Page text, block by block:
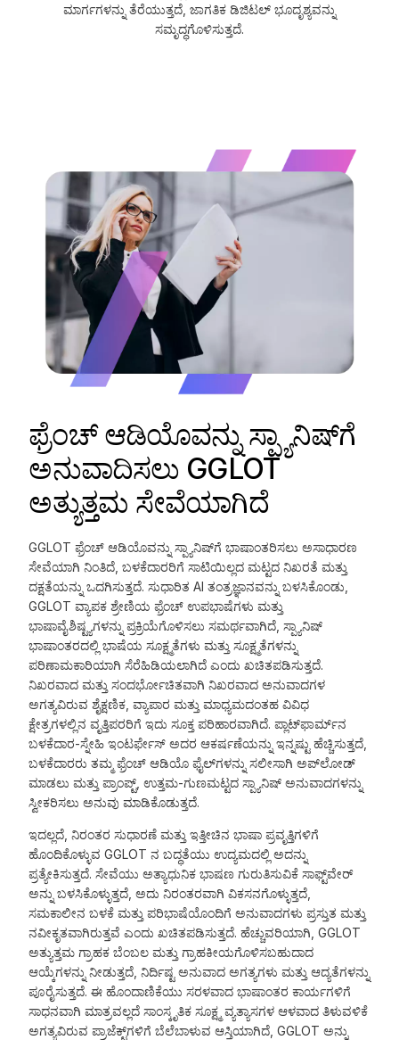
ಮಾರ್ಗಗಳನ್ನು ತೆರೆಯುತ್ತದೆ, ಜಾಗತಿಕ ಡಿಜಿಟಲ್ ಭೂದೃಶ್ಯವನ್ನು
ಸಮೃದ್ಧಗೊಳಿಸುತ್ತದೆ.
ಫ್ರೆಂಚ್ ಆಡಿಯೊವನ್ನು ಸ್ಪ್ಯಾನಿಷ್‌ಗೆ
ಅನುವಾದಿಸಲು GGLOT
ಅತ್ಯುತ್ತಮ ಸೇವೆಯಾಗಿದೆ
GGLOT ಫ್ರೆಂಚ್ ಆಡಿಯೊವನ್ನು ಸ್ಪ್ಯಾನಿಷ್‌ಗೆ ಭಾಷಾಂತರಿಸಲು ಅಸಾಧಾರಣ
ಸೇವೆಯಾಗಿ ನಿಂತಿದೆ, ಬಳಕೆದಾರರಿಗೆ ಸಾಟಿಯಿಲ್ಲದ ಮಟ್ಟದ ನಿಖರತೆ ಮತ್ತು
ದಕ್ಷತೆಯನ್ನು ಒದಗಿಸುತ್ತದೆ. ಸುಧಾರಿತ AI ತಂತ್ರಜ್ಞಾನವನ್ನು ಬಳಸಿಕೊಂಡು,
GGLOT ವ್ಯಾಪಕ ಶ್ರೇಣಿಯ ಫ್ರೆಂಚ್ ಉಪಭಾಷೆಗಳು ಮತ್ತು
ಭಾಷಾವೈಶಿಷ್ಟ್ಯಗಳನ್ನು ಪ್ರಕ್ರಿಯೆಗೊಳಿಸಲು ಸಮರ್ಥವಾಗಿದೆ, ಸ್ಪ್ಯಾನಿಷ್
ಭಾಷಾಂತರದಲ್ಲಿ ಭಾಷೆಯ ಸೂಕ್ಷ್ಮತೆಗಳು ಮತ್ತು ಸೂಕ್ಷ್ಮತೆಗಳನ್ನು
ಪರಿಣಾಮಕಾರಿಯಾಗಿ ಸೆರೆಹಿಡಿಯಲಾಗಿದೆ ಎಂದು ಖಚಿತಪಡಿಸುತ್ತದೆ.
ನಿಖರವಾದ ಮತ್ತು ಸಂದರ್ಭೋಚಿತವಾಗಿ ನಿಖರವಾದ ಅನುವಾದಗಳ
ಅಗತ್ಯವಿರುವ ಶೈಕ್ಷಣಿಕ, ವ್ಯಾಪಾರ ಮತ್ತು ಮಾಧ್ಯಮದಂತಹ ವಿವಿಧ
ಕ್ಷೇತ್ರಗಳಲ್ಲಿನ ವೃತ್ತಿಪರರಿಗೆ ಇದು ಸೂಕ್ತ ಪರಿಹಾರವಾಗಿದೆ. ಪ್ಲಾಟ್‌ಫಾರ್ಮ್‌ನ
ಬಳಕೆದಾರ-ಸ್ನೇಹಿ ಇಂಟರ್ಫೇಸ್ ಅದರ ಆಕರ್ಷಣೆಯನ್ನು ಇನ್ನಷ್ಟು ಹೆಚ್ಚಿಸುತ್ತದೆ,
ಬಳಕೆದಾರರು ತಮ್ಮ ಫ್ರೆಂಚ್ ಆಡಿಯೊ ಫೈಲ್‌ಗಳನ್ನು ಸಲೀಸಾಗಿ ಅಪ್‌ಲೋಡ್
ಮಾಡಲು ಮತ್ತು ಪ್ರಾಂಪ್ಟ್, ಉತ್ತಮ-ಗುಣಮಟ್ಟದ ಸ್ಪ್ಯಾನಿಷ್ ಅನುವಾದಗಳನ್ನು
ಸ್ವೀಕರಿಸಲು ಅನುವು ಮಾಡಿಕೊಡುತ್ತದೆ.
ಇದಲ್ಲದೆ, ನಿರಂತರ ಸುಧಾರಣೆ ಮತ್ತು ಇತ್ತೀಚಿನ ಭಾಷಾ ಪ್ರವೃತ್ತಿಗಳಿಗೆ
ಹೊಂದಿಕೊಳ್ಳುವ GGLOT ನ ಬದ್ಧತೆಯು ಉದ್ಯಮದಲ್ಲಿ ಅದನ್ನು
ಪ್ರತ್ಯೇಕಿಸುತ್ತದೆ. ಸೇವೆಯು ಅತ್ಯಾಧುನಿಕ ಭಾಷಣ ಗುರುತಿಸುವಿಕೆ ಸಾಫ್ಟ್‌ವೇರ್
ಅನ್ನು ಬಳಸಿಕೊಳ್ಳುತ್ತದೆ, ಅದು ನಿರಂತರವಾಗಿ ವಿಕಸನಗೊಳ್ಳುತ್ತದೆ,
ಸಮಕಾಲೀನ ಬಳಕೆ ಮತ್ತು ಪರಿಭಾಷೆಯೊಂದಿಗೆ ಅನುವಾದಗಳು ಪ್ರಸ್ತುತ ಮತ್ತು
ನವೀಕೃತವಾಗಿರುತ್ತವೆ ಎಂದು ಖಚಿತಪಡಿಸುತ್ತದೆ. ಹೆಚ್ಚುವರಿಯಾಗಿ, GGLOT
ಅತ್ಯುತ್ತಮ ಗ್ರಾಹಕ ಬೆಂಬಲ ಮತ್ತು ಗ್ರಾಹಕೀಯಗೊಳಿಸಬಹುದಾದ
ಆಯ್ಕೆಗಳನ್ನು ನೀಡುತ್ತದೆ, ನಿರ್ದಿಷ್ಟ ಅನುವಾದ ಅಗತ್ಯಗಳು ಮತ್ತು ಆದ್ಯತೆಗಳನ್ನು
ಪೂರೈಸುತ್ತದೆ. ಈ ಹೊಂದಾಣಿಕೆಯು ಸರಳವಾದ ಭಾಷಾಂತರ ಕಾರ್ಯಗಳಿಗೆ
ಸಾಧನವಾಗಿ ಮಾತ್ರವಲ್ಲದೆ ಸಾಂಸ್ಕೃತಿಕ ಸೂಕ್ಷ್ಮ ವ್ಯತ್ಯಾಸಗಳ ಆಳವಾದ ತಿಳುವಳಿಕೆ
ಅಗತ್ಯವಿರುವ ಪ್ರಾಜೆಕ್ಟ್‌ಗಳಿಗೆ ಬೆಲೆಬಾಳುವ ಆಸ್ತಿಯಾಗಿದೆ, GGLOT ಅನ್ನು